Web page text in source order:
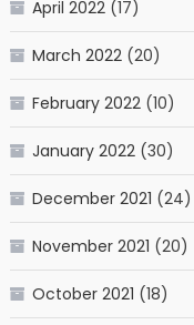
April 2022(17)
March 2022(20)
February 2022(10)
January 2022(30)
December 2021 (24)
November 2021 (20)
October 2021 (18)